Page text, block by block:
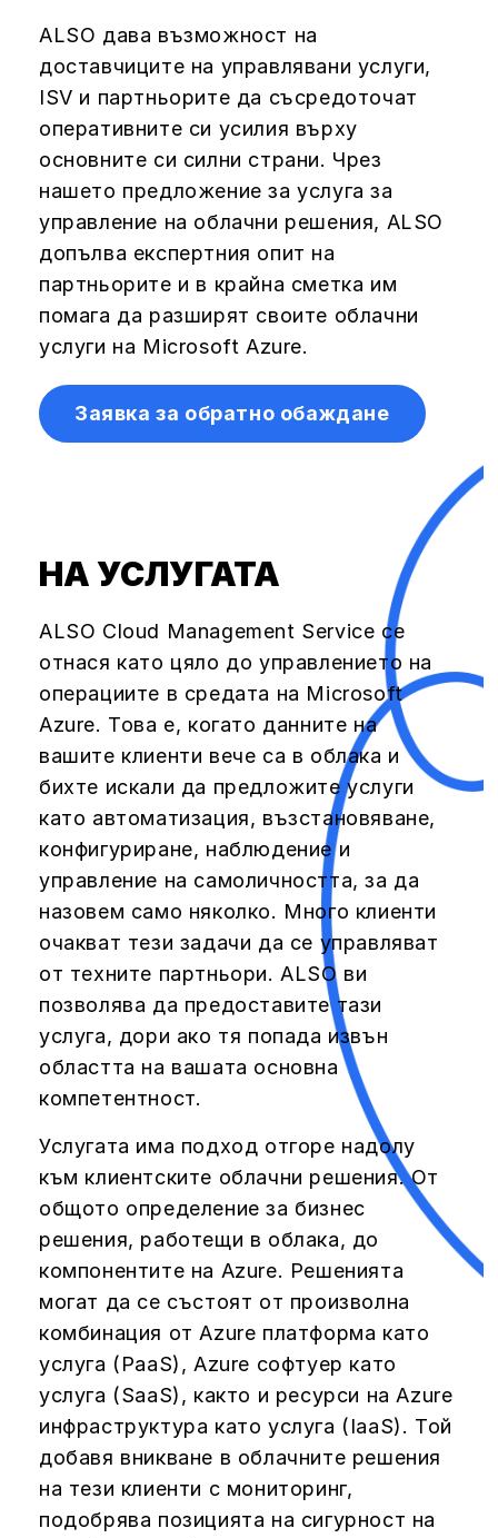
ALSO дава възможност на
доставчиците на управлявани услуги,
ISV и партньорите да съсредоточат
оперативните си усилия върху
основните си силни страни. Чрез
нашето предложение за услуга за
управление на облачни решения, ALSO
допълва експертния опит на
партньорите и в крайна сметка им
помага да разширят своите облачни
услуги на Microsoft Azure.
Заявка за обратно обаждане
НА УСЛУГАТА
ALSO Cloud Management Service се
отнася като цяло до управлението на
операциите в средата на Microsoft
Azure. Това е, когато данните на
вашите клиенти вече са в облака и
бихте искали да предложите услуги
като автоматизация, възстановяване,
конфигуриране, наблюдение и
управление на самоличността, за да
назовем само няколко. Много клиенти
очакват тези задачи да се управляват
от техните партньори. ALSO ви
позволява да предоставите тази
услуга, дори ако тя попада извън
областта на вашата основна
компетентност.
Услугата има подход отгоре надолу
към клиентските облачни решения. От
общото определение за бизнес
решения, работещи в облака, до
компонентите на Azure. Решенията
могат да се състоят от произволна
комбинация от Azure платформа като
услуга (PaaS), Azure софтуер като
услуга (SaaS), както и ресурси на Azure
инфраструктура като услуга (IaaS). Той
добавя вникване в облачните решения
на тези клиенти с мониторинг,
подобрява позицията на сигурност на